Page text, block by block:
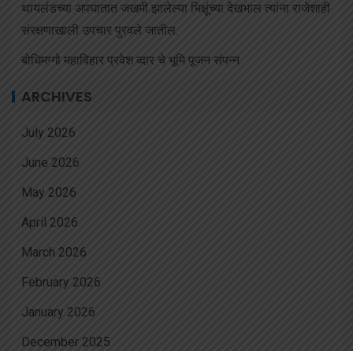
थायलंडच्या अपघातात जखमी झालेल्या भिक्षूंच्या देखभाल त्यांना राजेशाही
संरक्षणाखाली उपचार पुरवले जातील.
बोधिमग्गो महाविहार प्रवेश व्दार चे भूमि पूजन संपन्न
ARCHIVES
July 2026
June 2026
May 2026
April 2026
March 2026
February 2026
January 2026
December 2025